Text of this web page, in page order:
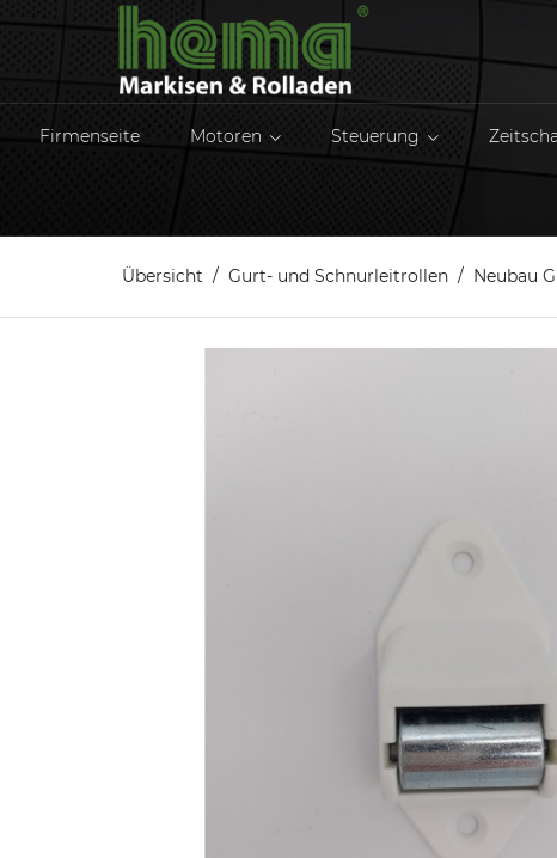
Firmenseite Motoren Steuerung
Übersicht Gurt- und Schnurleitrollen Neubau